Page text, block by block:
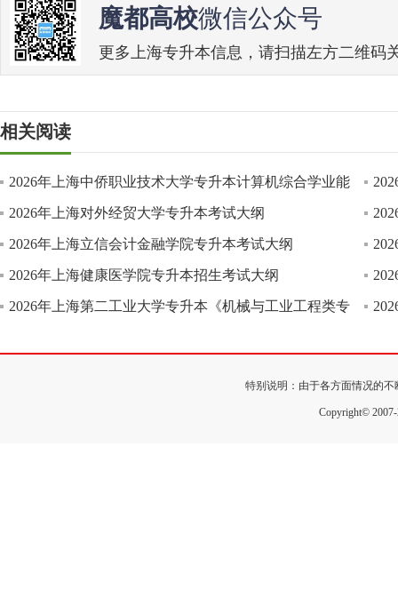
魔都高校微信公众号
更多上海专升本信息，请扫描左方二维码
相关阅读
2026年上海中侨职业技术大学专升本计算机综合学业能
2026年上海对外经贸大学专升本考试大纲
2026年上海立信会计金融学院专升本考试大纲
2026年上海健康医学院专升本招生考试大纲
2026年上海第二工业大学专升本《机械与工业工程类专
特别说明：由于各方面情况的
Copyright©